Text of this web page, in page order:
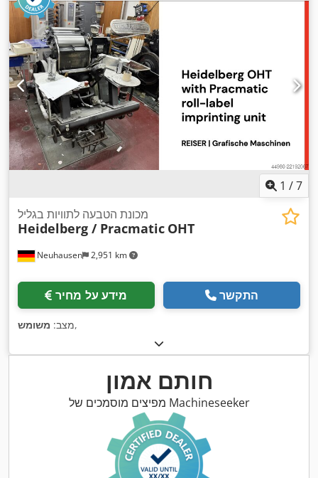
1 /7
Neuhausen 2,951 km
מכונת הטבעה לתוויות בגליל
Heidelberg / Pracmatic OHT
מידע על מחיר התקשר
מצב: משומש ,
חותם אמון
מפיצים מוסמכים של Machineseeker